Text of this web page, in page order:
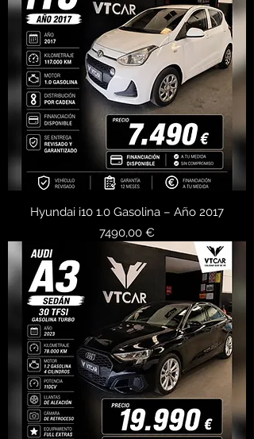
Hyundai i10 1.0 Gasolina – Año 2017
Precio
7490,00 €